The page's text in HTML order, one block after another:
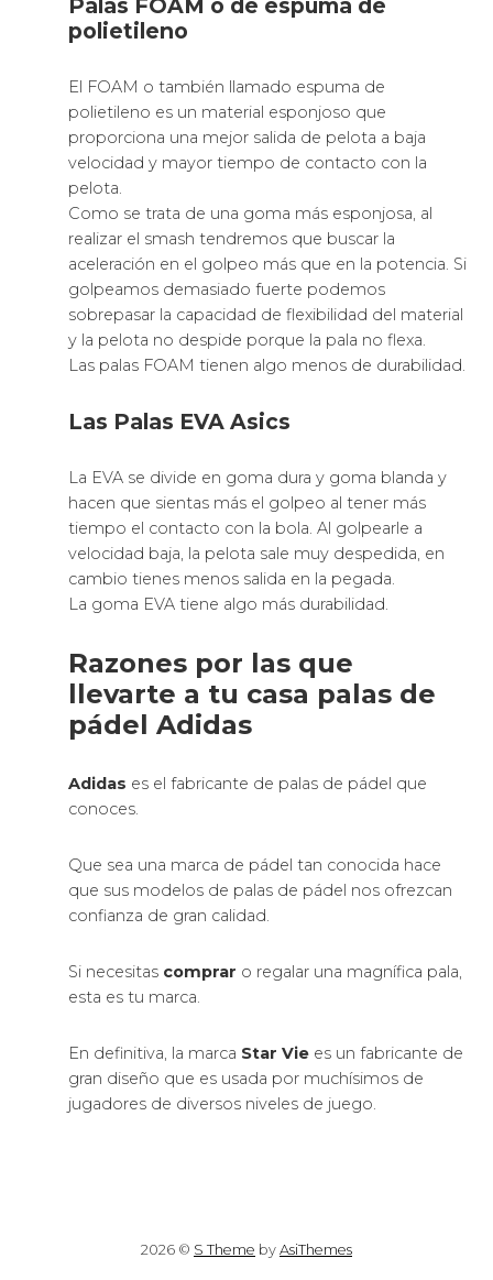
Palas FOAM o de espuma de
polietileno
El FOAM o también llamado espuma de
polietileno es un material esponjoso que
proporciona una mejor salida de pelota a baja
velocidad y mayor tiempo de contacto con la
pelota.
Como se trata de una goma más esponjosa, al
realizar el smash tendremos que buscar la
aceleración en el golpeo más que en la potencia. Si
golpeamos demasiado fuerte podemos
sobrepasar la capacidad de flexibilidad del material
y la pelota no despide porque la pala no flexa.
Las palas FOAM tienen algo menos de durabilidad.
Las Palas EVA Asics
La EVA se divide en goma dura y goma blanda y
hacen que sientas más el golpeo al tener más
tiempo el contacto con la bola. Al golpearle a
velocidad baja, la pelota sale muy despedida, en
cambio tienes menos salida en la pegada.
La goma EVA tiene algo más durabilidad.
Razones por las que
llevarte a tu casa palas de
pádel Adidas
Adidas es el fabricante de palas de pádel que
conoces.
Que sea una marca de pádel tan conocida hace
que sus modelos de palas de pádel nos ofrezcan
confianza de gran calidad.
Si necesitas comprar o regalar una magnífica pala,
esta es tu marca.
En definitiva, la marca Star Vie es un fabricante de
gran diseño que es usada por muchísimos de
jugadores de diversos niveles de juego.
2026 © S Theme by AsiThemes